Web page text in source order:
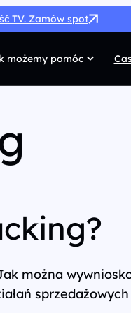
TV. Zamów spot
SEM
Afiliacja
UX/UI
możemy pomóc
można